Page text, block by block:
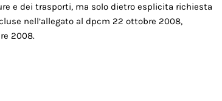
e dei trasporti, ma solo dietro esplicita richiesta
nell’allegato al dpcm 22 ottobre 2008,
2008.